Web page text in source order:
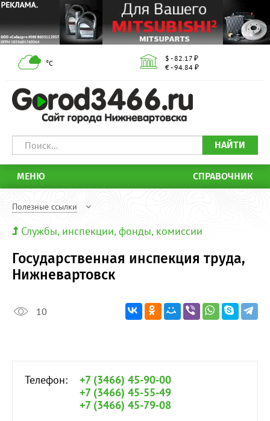
°С
$ - 82.17 ₽
€ - 94.84 ₽
НАЙТИ
МЕНЮ СПРАВОЧНИК
Полезные ссылки
Службы, инспекции, фонды, комиссии
Государственная инспекция труда,
Нижневартовск
10
Телефон:
+7 (3466) 45-90-00
+7 (3466) 45-55-49
+7 (3466) 45-79-08